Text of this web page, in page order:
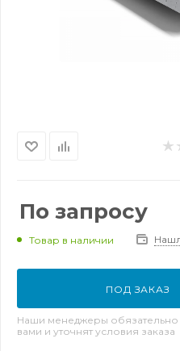
По запросу
Товар в наличии
ПОД ЗАКАЗ
Наши менеджеры обязательно
вами и уточнят условия заказа